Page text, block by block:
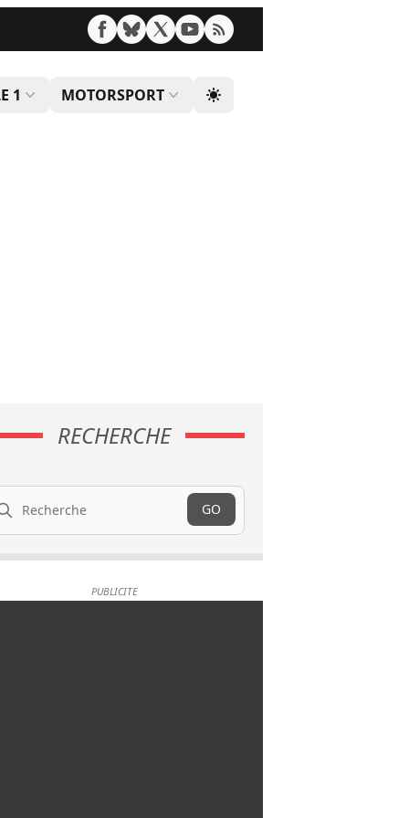
1 MOTORSPORT
RECHERCHE
GO